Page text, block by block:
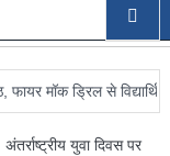
से विद्यार्थियों को आपदा
अंतर्राष्ट्रीय युवा दिवस पर